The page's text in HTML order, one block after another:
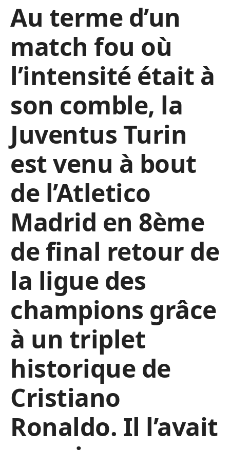
Au terme d’un
match fou où
l’intensité était à
son comble, la
Juventus Turin
est venu à bout
de l’Atletico
Madrid en 8ème
de final retour de
la ligue des
champions grâce
à un triplet
historique de
Cristiano
Ronaldo. Il l’avait